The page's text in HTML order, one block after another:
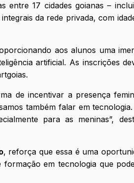
entre 17 cidades goianas –
da rede privada, com
aos alunos uma
artificial. As inscrições
.
de incentivar a presença
também falar em
para as meninas”,
, reforça que essa é uma
em tecnologia que